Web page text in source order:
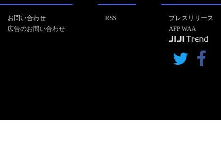
お問い合わせ
広告のお問い合わせ
RSS
プレスリリース
AFP WAA